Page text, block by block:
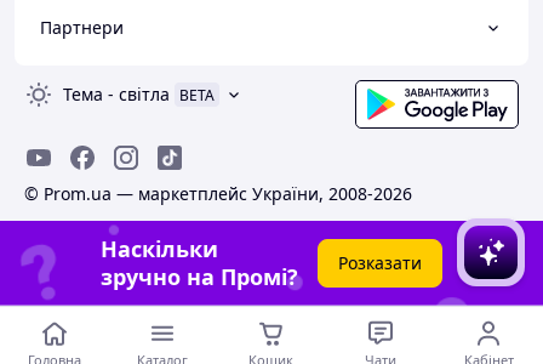
Партнери
Тема - світла BETA
© Prom.ua — маркетплейс України, 2008-2026
Наскільки
зручно на Промі?
Розказати
Головна Каталог Кошик Чати Кабінет